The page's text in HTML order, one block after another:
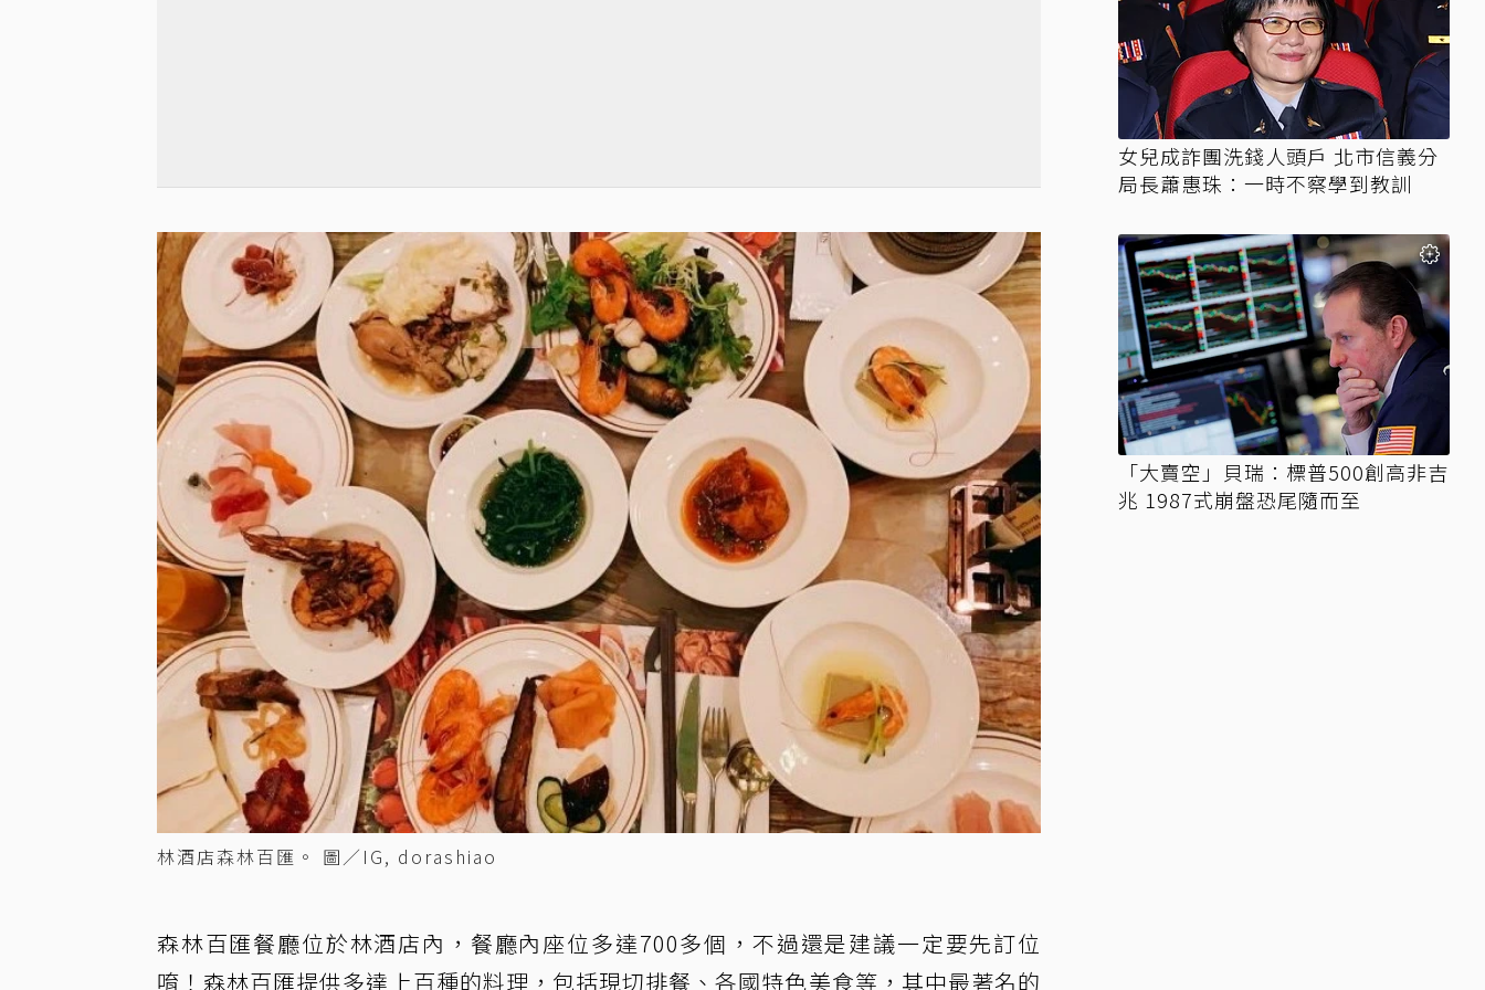
林酒店森林百匯。 圖／IG, dorashiao
森林百匯餐廳位於林酒店內，餐廳內座位多達700多個，不過還是建議一定要先訂位
唷！森林百匯提供多達上百種的料理，包括現切排餐、各國特色美食等，其中最著名的
女兒成詐團洗錢人頭戶 北市信義分
局長蕭惠珠：一時不察學到教訓
「大賣空」貝瑞：標普500創高非吉
兆 1987式崩盤恐尾隨而至